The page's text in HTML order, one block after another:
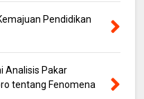
Pendidikan
Analisis Pakar
tentang Fenomena